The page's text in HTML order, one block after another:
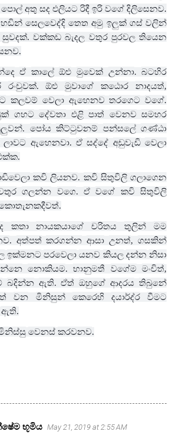
පොල් අතු සද එලියට රිදී ඉරි වගේ දිලිසෙනව.
හඩින් සෙලවෙද්දි තෙත අමු ඉලුක් ගස් වලින්
සුවදක්. වක්කඩ බැදල වතුර පුරවල තියෙන
.
ඒ කාලේ ඕළු මුවෙක් උන්නා.බටහිර
රංචුවක්.ඕළු මුවාගේ කඨොර නාදයත්,
කලවම් වෙලා ඇහෙනව තරගෙට වගේ.
ගහට දේවතා එළි පාත් වෙනව සමහර
. පෝය කිට්ටුවනම් පන්සලේ ගණ්ඨා
ලාවට ඇහෙනවා.ඒ සද්දේ අඩුවැඩි වෙලා
.
කවි ලියනව. කවි සිතුවිලි ගලාගෙන
ගලන්න වගෙ. ඒ වගේ කවි සිතුවිලි
.
කතා නායකයාගේ චරිතය තුලින්
මම
. අත්පත් කරගන්න ආසා උනත්,ගසකින්
ඉක්මනට පරවෙලා යනව කියල දන්න නිසා
නොකියම.භානුමතී වගේම මංචිත්,
බදින්න ඇති.ඒත් ඔහුගේ ආදරය තිබුනේ
වන මිනිසුන් කෙරෙහි දයාර්ද්ර
වීමට
ඇති.
වෙනස් කරවනව.
භූමිය May 21, 2019 at 2:55 AM